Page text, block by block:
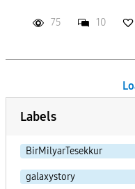
75 10
Labels
BirMilyarTesekkur
galaxystory